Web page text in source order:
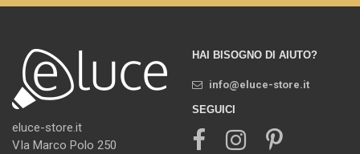
eluce-store.it
VIa Marco Polo 250
HAI BISOGNO DI AIUTO?
info@eluce-store.it
SEGUICI